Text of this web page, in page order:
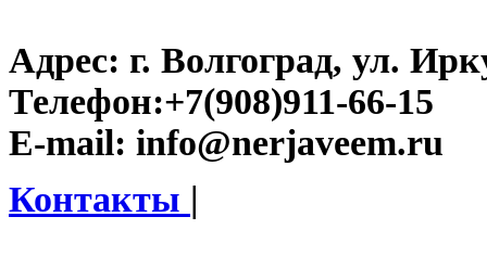
Адрес: г. Волгоград, ул.
Телефон:+7(908)911-66-15
E-mail: info@nerjaveem.ru
Контакты |